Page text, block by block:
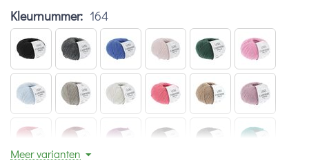
Kleurnummer: 164
Meer varianten